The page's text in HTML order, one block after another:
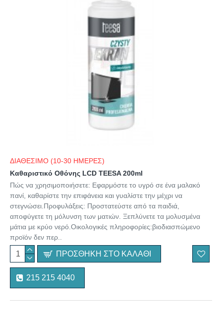
ΔΙΑΘΕΣΙΜΟ (10-30 ΗΜΕΡΕΣ)
Καθαριστικό Οθόνης LCD TEESA 200ml
Πώς να χρησιμοποιήσετε: Εφαρμόστε το υγρό σε ένα μαλακό
πανί, καθαρίστε την επιφάνεια και γυαλίστε την μέχρι να
στεγνώσει.Προφυλάξεις: Προστατεύστε από τα παιδιά,
αποφύγετε τη μόλυνση των ματιών. Ξεπλύνετε τα μολυσμένα
μάτια με κρύο νερό.Οικολογικές πληροφορίες:βιοδιασπώμενο
προϊόν δεν περ..
ΠΡΟΣΘΉΚΗ ΣΤΟ ΚΑΛΆΘΙ
215 215 4040